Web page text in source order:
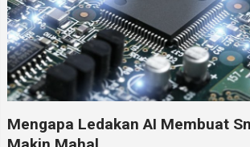
Mengapa Ledakan AI Membuat